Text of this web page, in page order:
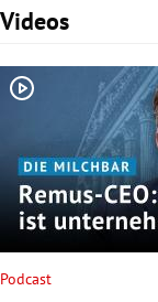
Videos
Slide 1 von 3
Podcast